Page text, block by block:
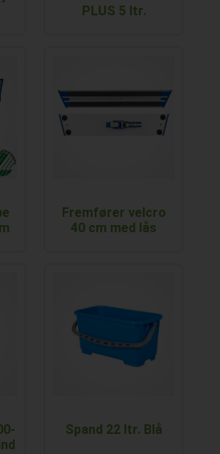
PLUS 5 ltr.
Fremfører velcro
40 cm med lås
Spand 22 ltr. Blå